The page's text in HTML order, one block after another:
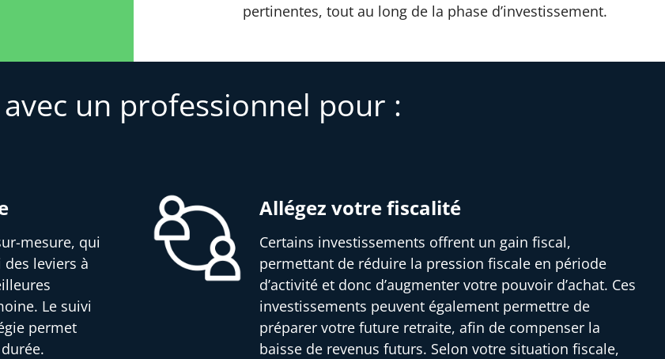
pertinentes, tout au long de la phase d’investissement.
un professionnel pour :
mesure, qui
leviers à
Le suivi
permet
Allégez votre fiscalité
Certains investissements offrent un gain fiscal,
permettant de réduire la pression fiscale en période
d’activité et donc d’augmenter votre pouvoir d’achat. Ces
investissements peuvent également permettre de
préparer votre future retraite, afin de compenser la
baisse de revenus futurs. Selon votre situation fiscale,